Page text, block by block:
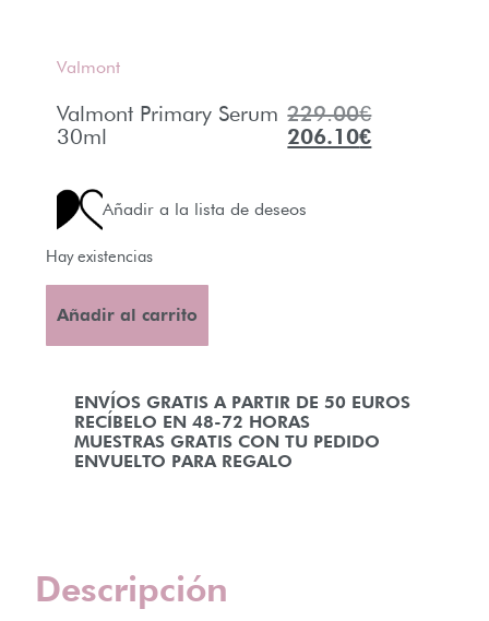
Valmont
Valmont Primary Serum
30ml
229.00€
206.10€
Añadir a la lista de deseos
ENVÍOS GRATIS A PARTIR DE 50 EUROS
RECÍBELO EN 48-72 HORAS
MUESTRAS GRATIS CON TU PEDIDO
ENVUELTO PARA REGALO
Hay existencias
Añadir al carrito
Descripción